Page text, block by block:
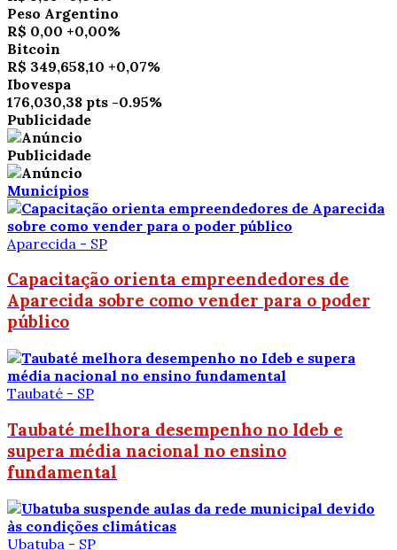
Peso Argentino
R$ 0,00 +0,00%
Bitcoin
R$ 349,658,10 +0,07%
Ibovespa
176,030,38 pts -0.95%
Publicidade
Publicidade
Municípios
Aparecida - SP
Capacitação orienta empreendedores de
Aparecida sobre como vender para o poder
público
Taubaté - SP
Taubaté melhora desempenho no Ideb e
supera média nacional no ensino
fundamental
Ubatuba - SP